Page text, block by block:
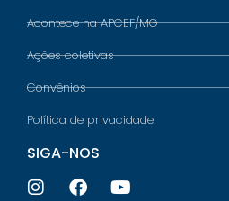
Acontece na APCEF/MG
Ações coletivas
Convênios
Política de privacidade
SIGA-NOS